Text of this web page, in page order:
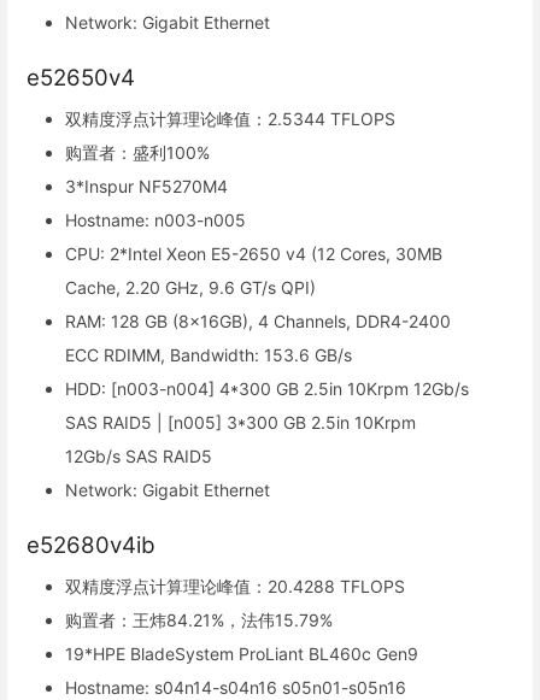
Network: Gigabit Ethernet
e52650v4
双精度浮点计算理论峰值：2.5344 TFLOPS
购置者：盛利100%
3*Inspur NF5270M4
Hostname: n003-n005
CPU: 2*Intel Xeon E5-2650 v4 (12 Cores, 30MB
Cache, 2.20 GHz, 9.6 GT/s QPI)
RAM: 128 GB (8x16GB), 4 Channels, DDR4-2400
ECC RDIMM, Bandwidth: 153.6 GB/s
HDD: [n003-n004] 4*300 GB 2.5in 10Krpm 12Gb/s
SAS RAID5 | [n005] 3*300 GB 2.5in 10Krpm
12Gb/s SAS RAID5
Network: Gigabit Ethernet
e52680v4ib
双精度浮点计算理论峰值：20.4288 TFLOPS
购置者：王炜84.21%，法伟15.79%
19*HPE BladeSystem ProLiant BL460c Gen9
Hostname: s04n14-s04n16 s05n01-s05n16